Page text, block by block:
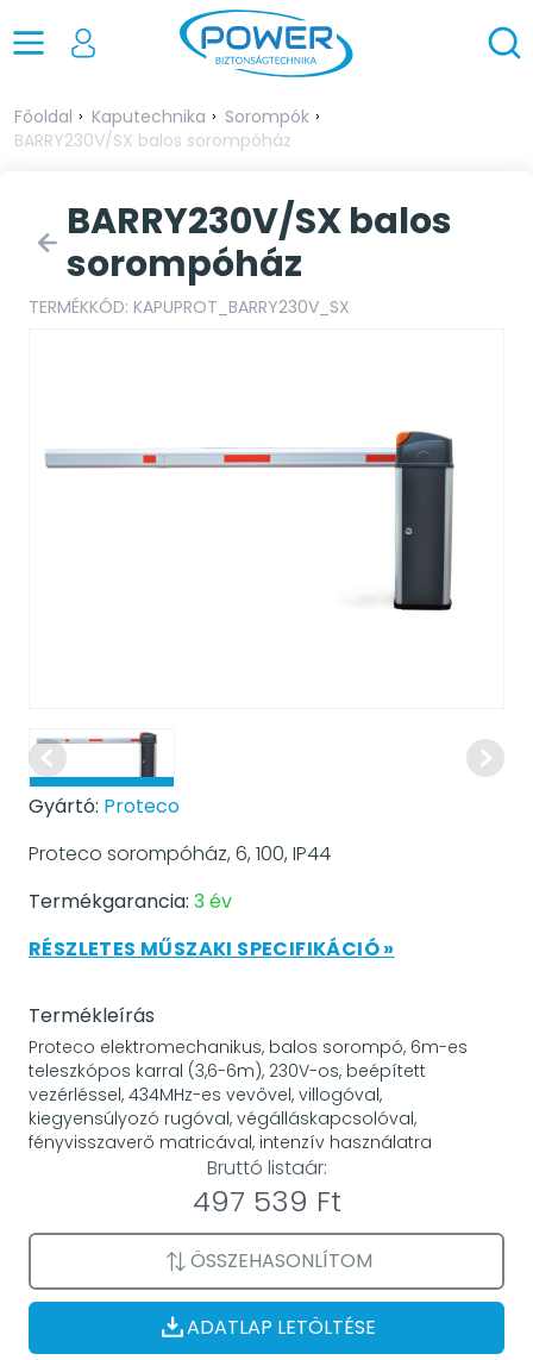
Főoldal Kaputechnika
Sorompók
BARRY230V/SX balos sorompóház
BARRY230V/SX balos
sorompóház
TERMÉKKÓD: KAPUPROT_BARRY230V_SX
Gyártó: Proteco
Proteco sorompóház, 6, 100, IP44
Termékgarancia: 3 év
RÉSZLETES MŰSZAKI SPECIFIKÁCIÓ »
Termékleírás
Proteco elektromechanikus, balos sorompó, 6m-es
teleszkópos karral (3,6-6m), 230V-os, beépített
vezérléssel, 434MHz-es vevővel, villogóval,
kiegyensúlyozó rugóval, végálláskapcsolóval,
fényvisszaverő matricával, intenzív használatra
Bruttó listaár:
497 539 Ft
ÖSSZEHASONLÍTOM
ADATLAP LETÖLTÉSE